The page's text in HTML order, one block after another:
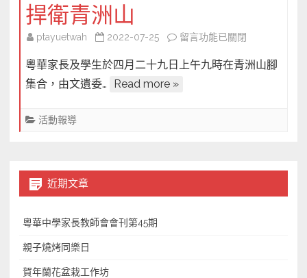
破
中
捍衛青洲山
ptayuetwah 2022-07-25
在
十
士，
留言功能已關閉
粵華家長及學生於四月二十九日上午九時在青洲山腳
集合，由文遺委…
Read more »
活動報導
近期文章
粵華中學家長教師會會刊第45期
親子燒烤同樂日
賀年蘭花盆栽工作坊